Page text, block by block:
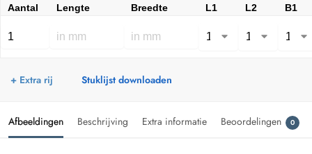
Aantal Lengte Breedte L1 L2 B1
+ Extra rij Stuklijst downloaden
Afbeeldingen Beschrijving Extra informatie Beoordelingen 0